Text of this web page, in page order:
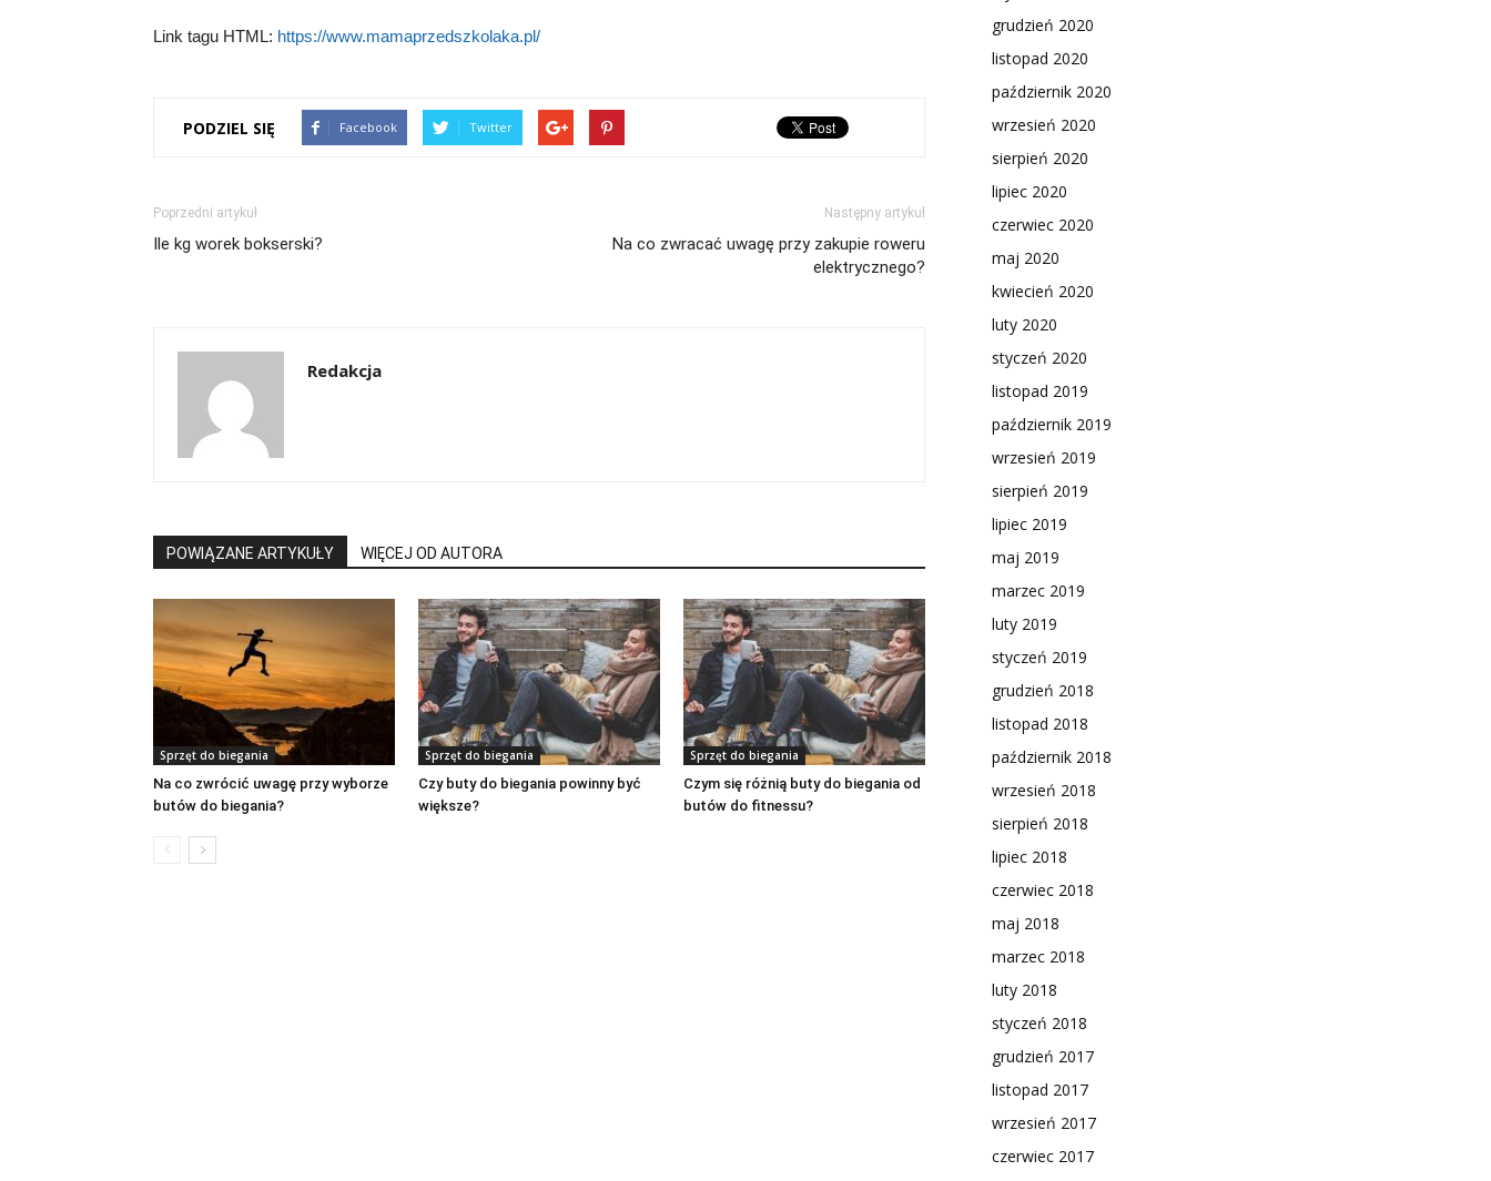
Link tagu HTML: https://www.mamaprzedszkolaka.pl/
PODZIEL SIĘ Facebook Twitter
Poprzedni artykuł
Ile kg worek bokserski?
Następny artykuł
Na co zwracać uwagę przy zakupie roweru
elektrycznego?
Redakcja
POWIĄZANE ARTYKUŁY WIĘCEJ OD AUTORA
Sprzęt do biegania
Na co zwrócić uwagę przy wyborze
butów do biegania?
Sprzęt do biegania
Czy buty do biegania powinny być
większe?
Sprzęt do biegania
Czym się różnią buty do biegania od
butów do fitnessu?
grudzień 2020
listopad 2020
październik 2020
wrzesień 2020
sierpień 2020
lipiec 2020
czerwiec 2020
maj 2020
kwiecień 2020
luty 2020
styczeń 2020
listopad 2019
październik 2019
wrzesień 2019
sierpień 2019
lipiec 2019
maj 2019
marzec 2019
luty 2019
styczeń 2019
grudzień 2018
listopad 2018
październik 2018
wrzesień 2018
sierpień 2018
lipiec 2018
czerwiec 2018
maj 2018
marzec 2018
luty 2018
styczeń 2018
grudzień 2017
listopad 2017
wrzesień 2017
czerwiec 2017